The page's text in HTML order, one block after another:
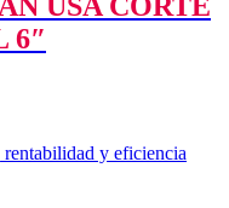
6″
y eficiencia